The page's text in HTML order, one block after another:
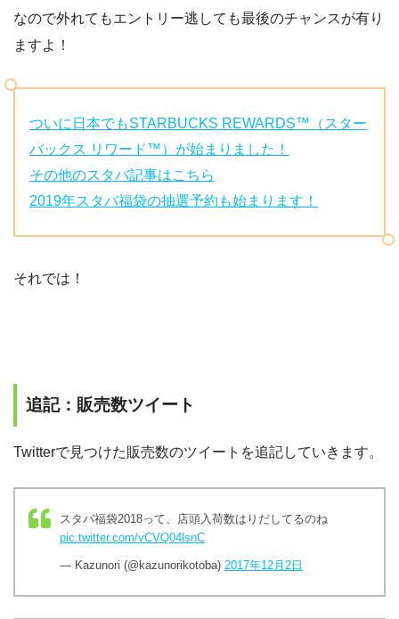
なので外れてもエントリー逃しても最後のチャンスが有り
ますよ！
ついに日本でもSTARBUCKS REWARDS™（スター
バックス リワード™）が始まりました！
その他のスタバ記事はこちら
2019年スタバ福袋の抽選予約も始まります！
それでは！
追記：販売数ツイート
Twitterで見つけた販売数のツイートを追記していきます。
スタバ福袋2018って、店頭入荷数はりだしてるのね
pic.twitter.com/vCVQ04lsnC
— Kazunori (@kazunorikotoba) 2017年12月2日